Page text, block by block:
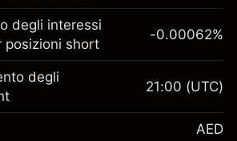
degli interessi
posizioni short
-0.00062%
degli
21:00 (UTC)
AED